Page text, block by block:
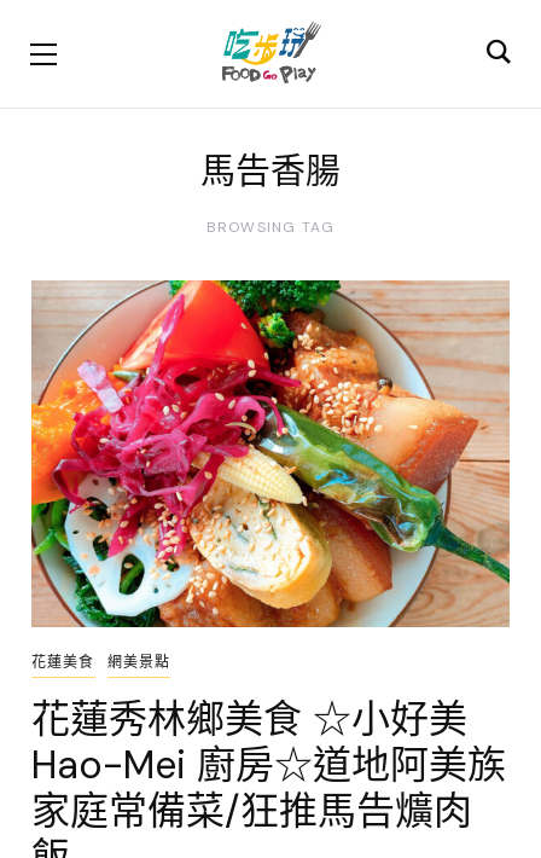
馬告香腸
BROWSING TAG
花蓮美食 網美景點
花蓮秀林鄉美食 ☆小好美
Hao-Mei 廚房☆道地阿美族
家庭常備菜/狂推馬告爌肉